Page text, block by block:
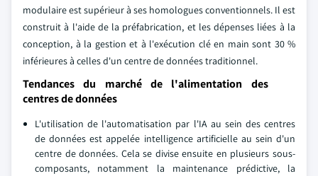
modulaire est supérieur à ses homologues conventionnels. Il est
construit à l'aide de la préfabrication, et les dépenses liées à la
conception, à la gestion et à l'exécution clé en main sont 30 %
inférieures à celles d'un centre de données traditionnel.
Tendances du marché de l'alimentation des
centres de données
L'utilisation de l'automatisation par l'IA au sein des centres
de données est appelée intelligence artificielle au sein d'un
centre de données. Cela se divise ensuite en plusieurs sous-
composants, notamment la maintenance prédictive, la